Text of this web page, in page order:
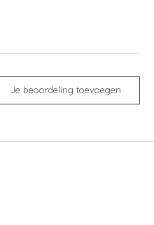
Je beoordeling toevoegen